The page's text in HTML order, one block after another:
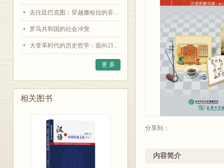
去往廷巴克图：穿越撒哈拉的非...
罗马共和国的社会冲突
大变革时代的历史哲学：面向21...
更 多
相关图书
分享到：
内容简介